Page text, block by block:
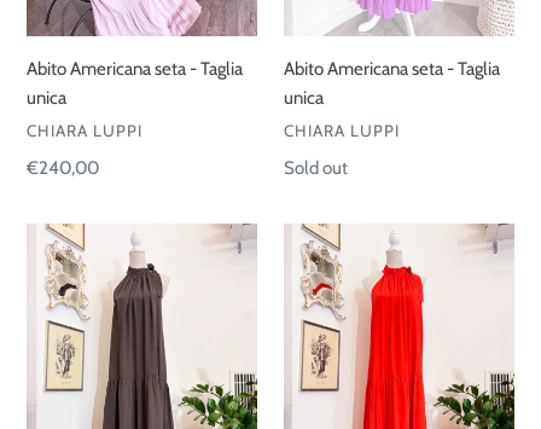
Abito Americana seta - Taglia
unica
VENDOR
CHIARA LUPPI
Regular
€240,00
Abito Americana seta - Taglia
unica
VENDOR
CHIARA LUPPI
Regular
Sold out
Abito
Americana
seta
Taglia
unica
Abito
Americana
seta
Taglia
unica